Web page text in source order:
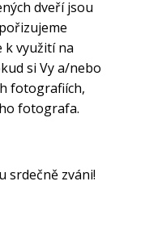
dveří jsou
využití na
si Vy a/nebo
fotografiích,
fotografa.
srdečně zváni!